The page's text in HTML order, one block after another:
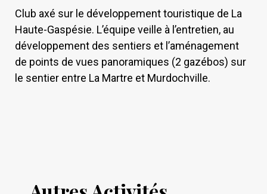
Club axé sur le développement touristique de La
Haute-Gaspésie. L’équipe veille à l’entretien, au
développement des sentiers et l’aménagement
de points de vues panoramiques (2 gazébos) sur
le sentier entre La Martre et Murdochville.